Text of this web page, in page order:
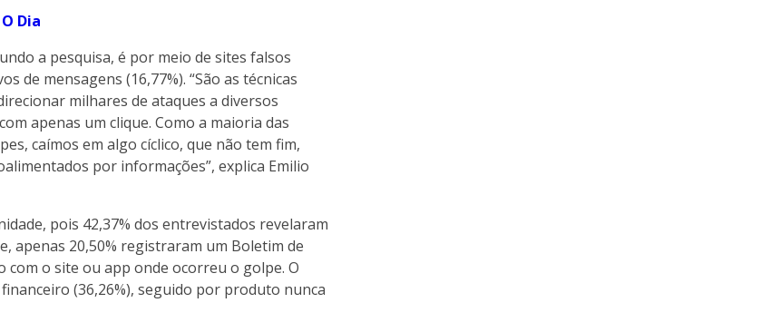
Dia
a pesquisa, é por meio de sites falsos
de mensagens (16,77%). “São as técnicas
milhares de ataques a diversos
apenas um clique. Como a maioria das
caímos em algo cíclico, que não tem fim,
por informações”, explica Emilio
pois 42,37% dos entrevistados revelaram
apenas 20,50% registraram um Boletim de
com o site ou app onde ocorreu o golpe. O
(36,26%), seguido por produto nunca